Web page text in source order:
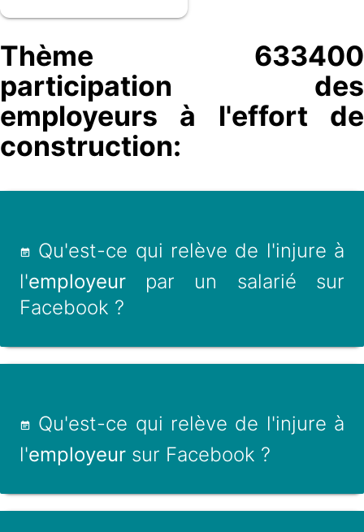
Thème 633400
participation des
employeurs à l'effort de
construction:
Qu'est-ce qui relève de l'injure à
l'employeur par un salarié sur
Facebook ?
Qu'est-ce qui relève de l'injure à
l'employeur sur Facebook ?